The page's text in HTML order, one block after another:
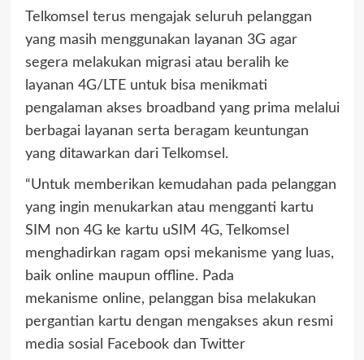
Telkomsel terus mengajak seluruh pelanggan
yang masih menggunakan layanan 3G agar
segera melakukan migrasi atau beralih ke
layanan 4G/LTE untuk bisa menikmati
pengalaman akses broadband yang prima melalui
berbagai layanan serta beragam keuntungan
yang ditawarkan dari Telkomsel.
“Untuk memberikan kemudahan pada pelanggan
yang ingin menukarkan atau mengganti kartu
SIM non 4G ke kartu uSIM 4G, Telkomsel
menghadirkan ragam opsi mekanisme yang luas,
baik online maupun offline. Pada
mekanisme online, pelanggan bisa melakukan
pergantian kartu dengan mengakses akun resmi
media sosial Facebook dan Twitter